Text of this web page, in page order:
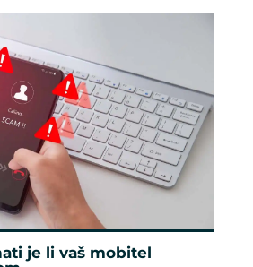
je li vaš mobitel